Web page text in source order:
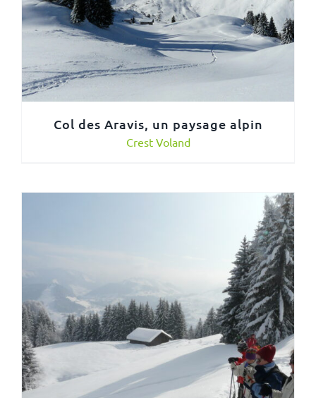
Col des Aravis, un paysage alpin
Crest Voland